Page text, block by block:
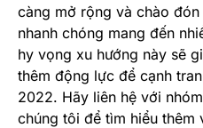
càng mở rộng và chào
nhanh chóng mang đến
hy vọng xu hướng này sẽ
thêm động lực để cạnh
2022. Hãy liên hệ với
chúng tôi để tìm hiểu thêm